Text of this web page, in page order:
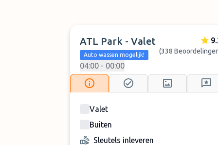
ATL Park - Valet
Auto wassen mogelijk!
04:00 - 00:00
(338
Valet
Buiten
Sleutels inleveren